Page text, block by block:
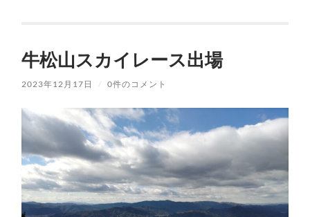
牛松山スカイレース出場
2023年12月17日 / 0件のコメント